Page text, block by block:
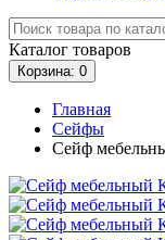
Каталог товаров
Корзина: 0
Главная
Сейфы
Сейф